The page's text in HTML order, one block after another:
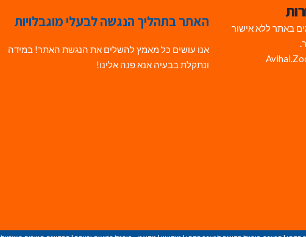
באתר ללא אישור
האתר בתהליך הנגשה לבעלי מוגבלויות
אנו עושים כל מאמץ להשלים את הנגשת האתר! במידה
ונתקלת בבעיה אנא פנה אלינו!